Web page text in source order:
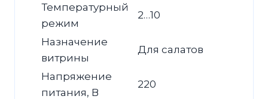
Температурный
режим
2…10
Назначение
витрины
Для салатов
Напряжение
питания, В
220